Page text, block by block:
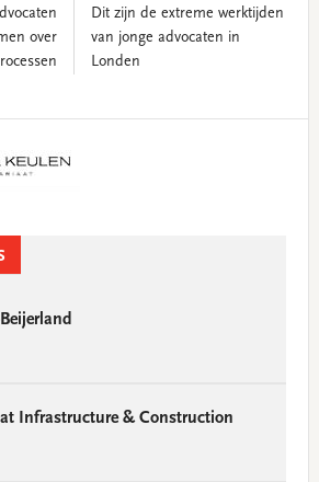
over
Dit zijn de extreme werktijden
van jonge advocaten in
Londen
Infrastructure & Construction